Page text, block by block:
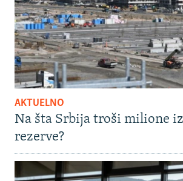
AKTUELNO
Na šta Srbija troši milione
rezerve?